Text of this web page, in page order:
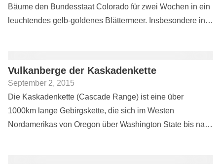
Bäume den Bundesstaat Colorado für zwei Wochen in ein
leuchtendes gelb-goldenes Blättermeer. Insbesondere in
Vulkanberge der Kaskadenkette
September 2, 2015
Die Kaskadenkette (Cascade Range) ist eine über
1000km lange Gebirgskette, die sich im Westen
Nordamerikas von Oregon über Washington State bis nach